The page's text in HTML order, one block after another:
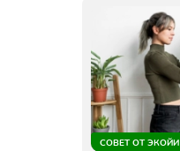
СОВЕТ ОТ ЭКОЙИ